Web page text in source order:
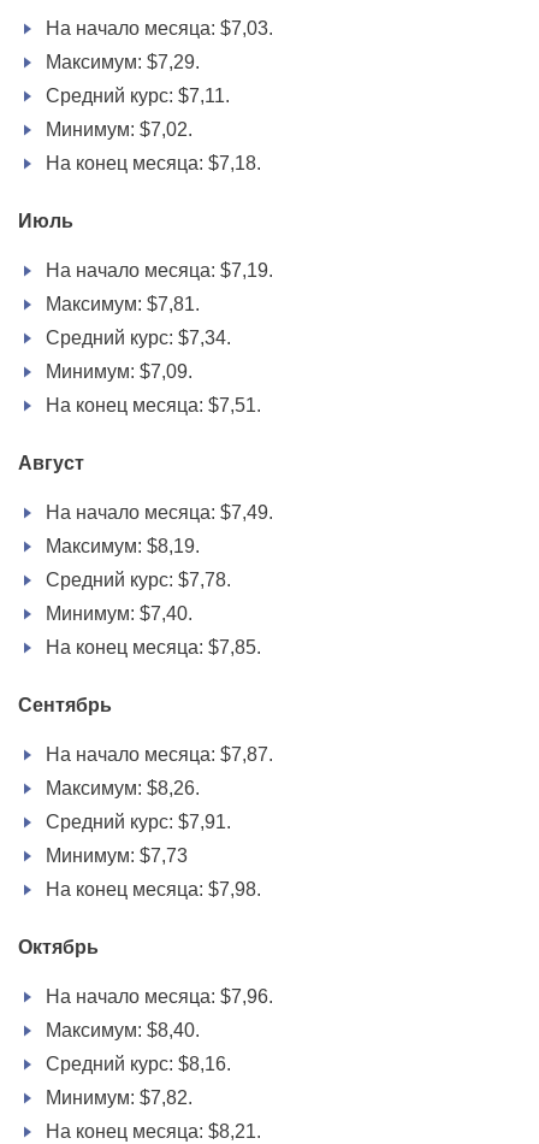
На начало месяца: $7,03.
Максимум: $7,29.
Средний курс: $7,11.
Минимум: $7,02.
На конец месяца: $7,18.
Июль
На начало месяца: $7,19.
Максимум: $7,81.
Средний курс: $7,34.
Минимум: $7,09.
На конец месяца: $7,51.
Август
На начало месяца: $7,49.
Максимум: $8,19.
Средний курс: $7,78.
Минимум: $7,40.
На конец месяца: $7,85.
Сентябрь
На начало месяца: $7,87.
Максимум: $8,26.
Средний курс: $7,91.
Минимум: $7,73
На конец месяца: $7,98.
Октябрь
На начало месяца: $7,96.
Максимум: $8,40.
Средний курс: $8,16.
Минимум: $7,82.
На конец месяца: $8,21.